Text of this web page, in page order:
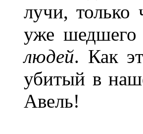
лучи, только
уже
людей. Как
убитый в
Авель!